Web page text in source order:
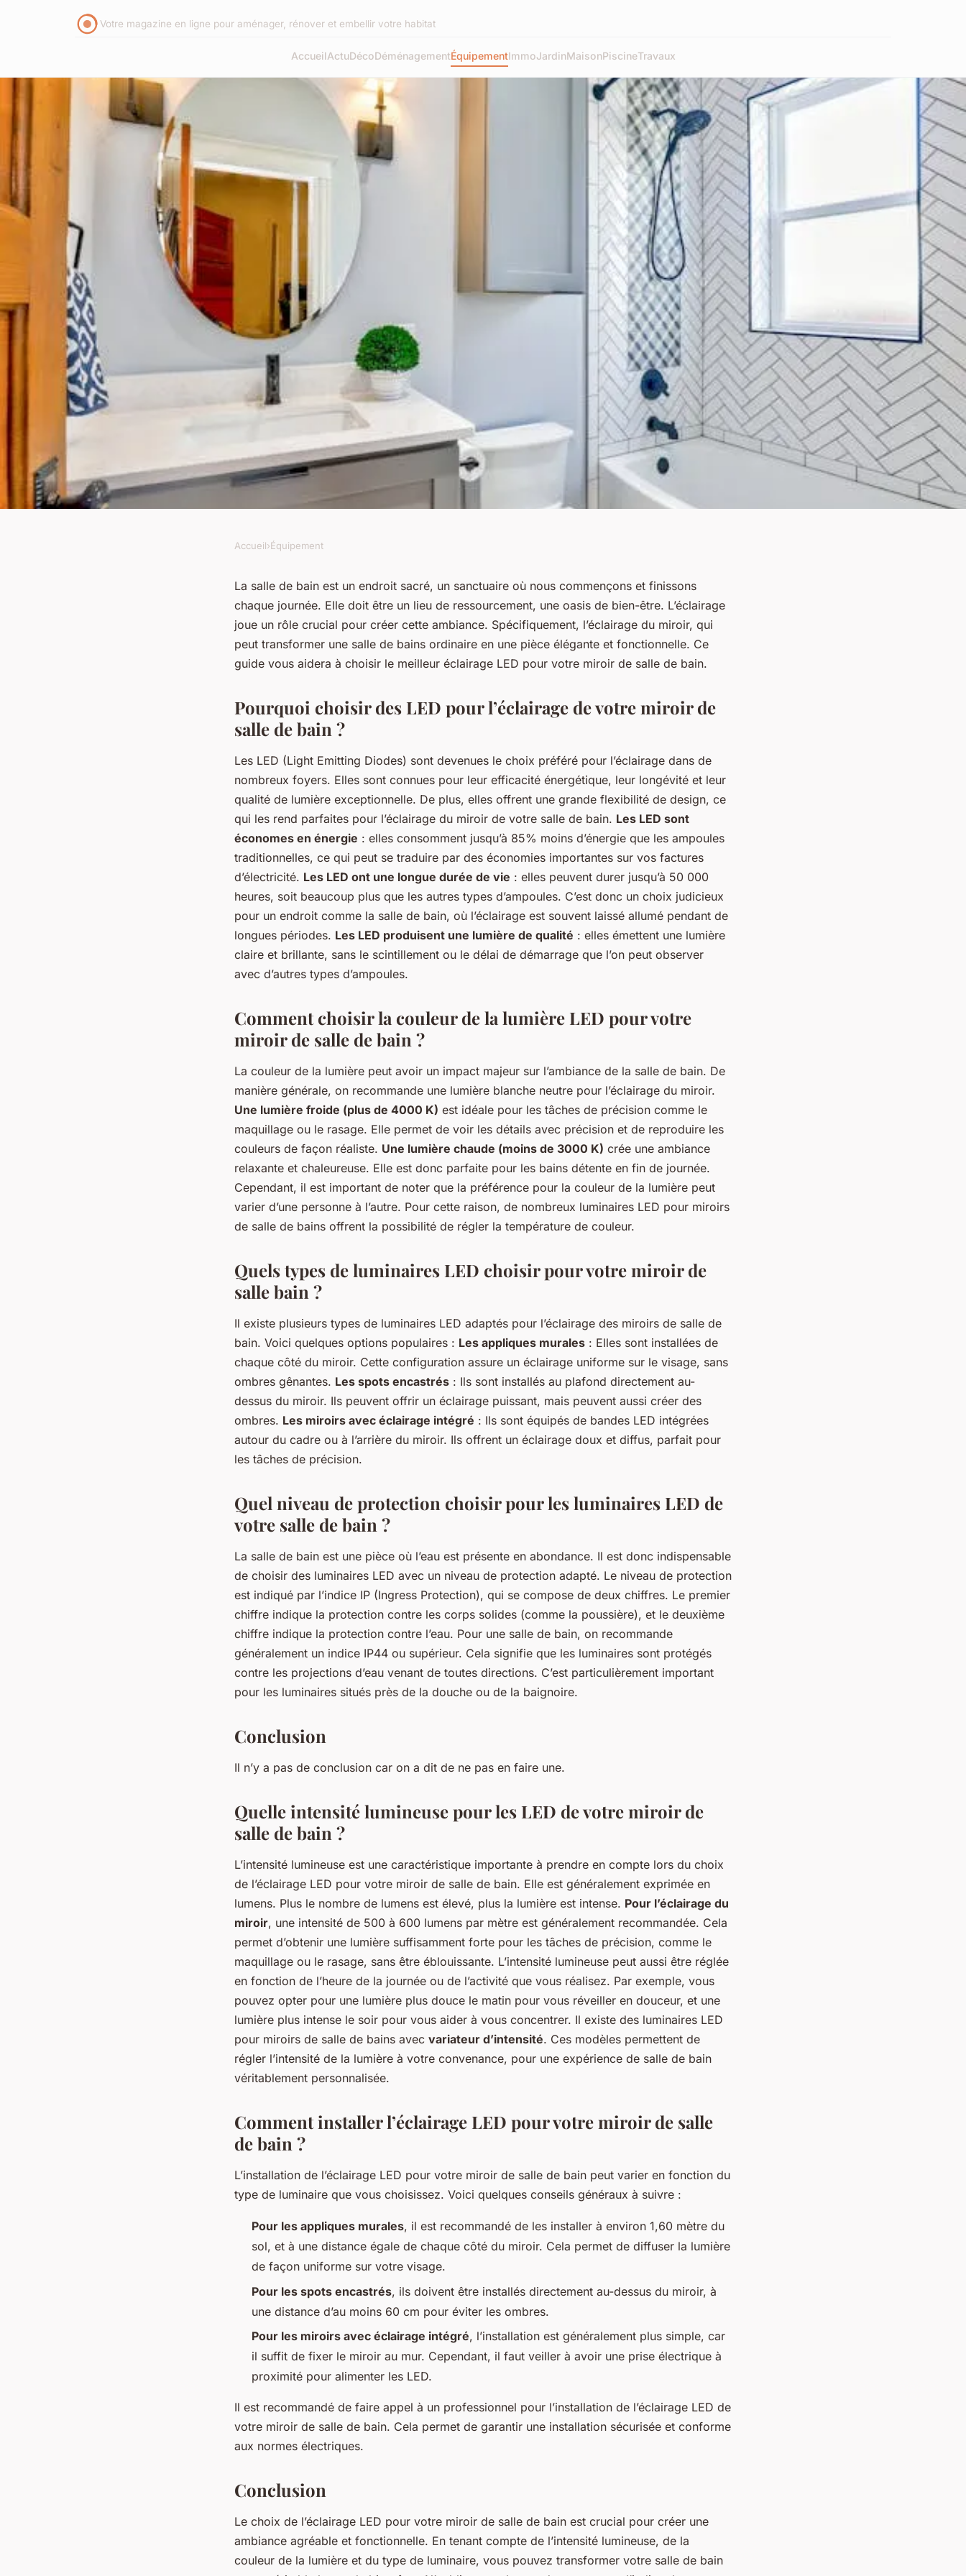
Votre magazine en ligne pour aménager, rénover et embellir votre habitat
AccueilActuDécoDéménagementÉquipementImmoJardinMaisonPiscineTravaux
Comment choisir le meilleur éclairage
LED pour un miroir de salle de bain ?
Accueil›Équipement
La salle de bain est un endroit sacré, un sanctuaire où nous commençons et finissons
chaque journée. Elle doit être un lieu de ressourcement, une oasis de bien-être. L’éclairage
joue un rôle crucial pour créer cette ambiance. Spécifiquement, l’éclairage du miroir, qui
peut transformer une salle de bains ordinaire en une pièce élégante et fonctionnelle. Ce
guide vous aidera à choisir le meilleur éclairage LED pour votre miroir de salle de bain.
Pourquoi choisir des LED pour l’éclairage de votre miroir de
salle de bain ?
Les LED (Light Emitting Diodes) sont devenues le choix préféré pour l’éclairage dans de
nombreux foyers. Elles sont connues pour leur efficacité énergétique, leur longévité et leur
qualité de lumière exceptionnelle. De plus, elles offrent une grande flexibilité de design, ce
qui les rend parfaites pour l’éclairage du miroir de votre salle de bain. Les LED sont
économes en énergie : elles consomment jusqu’à 85% moins d’énergie que les ampoules
traditionnelles, ce qui peut se traduire par des économies importantes sur vos factures
d’électricité. Les LED ont une longue durée de vie : elles peuvent durer jusqu’à 50 000
heures, soit beaucoup plus que les autres types d’ampoules. C’est donc un choix judicieux
pour un endroit comme la salle de bain, où l’éclairage est souvent laissé allumé pendant de
longues périodes. Les LED produisent une lumière de qualité : elles émettent une lumière
claire et brillante, sans le scintillement ou le délai de démarrage que l’on peut observer
avec d’autres types d’ampoules.
Comment choisir la couleur de la lumière LED pour votre
miroir de salle de bain ?
La couleur de la lumière peut avoir un impact majeur sur l’ambiance de la salle de bain. De
manière générale, on recommande une lumière blanche neutre pour l’éclairage du miroir.
Une lumière froide (plus de 4000 K) est idéale pour les tâches de précision comme le
maquillage ou le rasage. Elle permet de voir les détails avec précision et de reproduire les
couleurs de façon réaliste. Une lumière chaude (moins de 3000 K) crée une ambiance
relaxante et chaleureuse. Elle est donc parfaite pour les bains détente en fin de journée.
Cependant, il est important de noter que la préférence pour la couleur de la lumière peut
varier d’une personne à l’autre. Pour cette raison, de nombreux luminaires LED pour miroirs
de salle de bains offrent la possibilité de régler la température de couleur.
Quels types de luminaires LED choisir pour votre miroir de
salle bain ?
Il existe plusieurs types de luminaires LED adaptés pour l’éclairage des miroirs de salle de
bain. Voici quelques options populaires : Les appliques murales : Elles sont installées de
chaque côté du miroir. Cette configuration assure un éclairage uniforme sur le visage, sans
ombres gênantes. Les spots encastrés : Ils sont installés au plafond directement au-
dessus du miroir. Ils peuvent offrir un éclairage puissant, mais peuvent aussi créer des
ombres. Les miroirs avec éclairage intégré : Ils sont équipés de bandes LED intégrées
autour du cadre ou à l’arrière du miroir. Ils offrent un éclairage doux et diffus, parfait pour
les tâches de précision.
Quel niveau de protection choisir pour les luminaires LED de
votre salle de bain ?
La salle de bain est une pièce où l’eau est présente en abondance. Il est donc indispensable
de choisir des luminaires LED avec un niveau de protection adapté. Le niveau de protection
est indiqué par l’indice IP (Ingress Protection), qui se compose de deux chiffres. Le premier
chiffre indique la protection contre les corps solides (comme la poussière), et le deuxième
chiffre indique la protection contre l’eau. Pour une salle de bain, on recommande
généralement un indice IP44 ou supérieur. Cela signifie que les luminaires sont protégés
contre les projections d’eau venant de toutes directions. C’est particulièrement important
pour les luminaires situés près de la douche ou de la baignoire.
Conclusion
Il n’y a pas de conclusion car on a dit de ne pas en faire une.
Quelle intensité lumineuse pour les LED de votre miroir de
salle de bain ?
L’intensité lumineuse est une caractéristique importante à prendre en compte lors du choix
de l’éclairage LED pour votre miroir de salle de bain. Elle est généralement exprimée en
lumens. Plus le nombre de lumens est élevé, plus la lumière est intense. Pour l’éclairage du
miroir, une intensité de 500 à 600 lumens par mètre est généralement recommandée. Cela
permet d’obtenir une lumière suffisamment forte pour les tâches de précision, comme le
maquillage ou le rasage, sans être éblouissante. L’intensité lumineuse peut aussi être réglée
en fonction de l’heure de la journée ou de l’activité que vous réalisez. Par exemple, vous
pouvez opter pour une lumière plus douce le matin pour vous réveiller en douceur, et une
lumière plus intense le soir pour vous aider à vous concentrer. Il existe des luminaires LED
pour miroirs de salle de bains avec variateur d’intensité. Ces modèles permettent de
régler l’intensité de la lumière à votre convenance, pour une expérience de salle de bain
véritablement personnalisée.
Comment installer l’éclairage LED pour votre miroir de salle
de bain ?
L’installation de l’éclairage LED pour votre miroir de salle de bain peut varier en fonction du
type de luminaire que vous choisissez. Voici quelques conseils généraux à suivre :
Pour les appliques murales, il est recommandé de les installer à environ 1,60 mètre du
sol, et à une distance égale de chaque côté du miroir. Cela permet de diffuser la lumière
de façon uniforme sur votre visage.
Pour les spots encastrés, ils doivent être installés directement au-dessus du miroir, à
une distance d’au moins 60 cm pour éviter les ombres.
Pour les miroirs avec éclairage intégré, l’installation est généralement plus simple, car
il suffit de fixer le miroir au mur. Cependant, il faut veiller à avoir une prise électrique à
proximité pour alimenter les LED.
Il est recommandé de faire appel à un professionnel pour l’installation de l’éclairage LED de
votre miroir de salle de bain. Cela permet de garantir une installation sécurisée et conforme
aux normes électriques.
Conclusion
Le choix de l’éclairage LED pour votre miroir de salle de bain est crucial pour créer une
ambiance agréable et fonctionnelle. En tenant compte de l’intensité lumineuse, de la
couleur de la lumière et du type de luminaire, vous pouvez transformer votre salle de bain